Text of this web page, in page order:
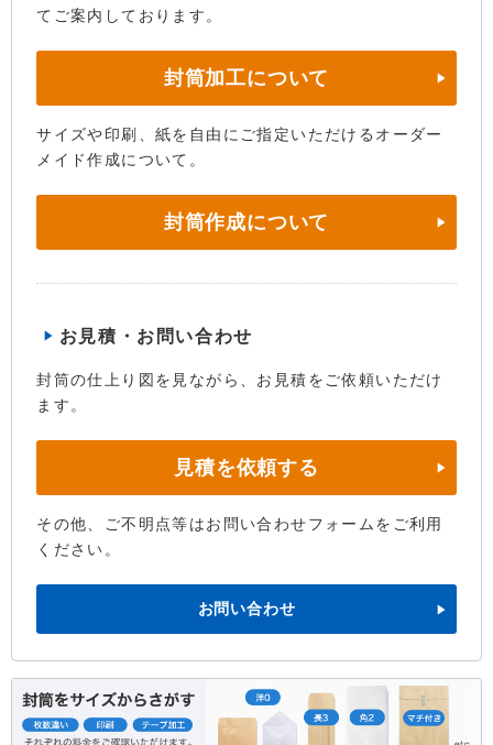
てご案内しております。
封筒加工について
サイズや印刷、紙を自由にご指定いただけるオーダー
メイド作成について。
封筒作成について
お見積・お問い合わせ
封筒の仕上り図を見ながら、お見積をご依頼いただけ
ます。
見積を依頼する
その他、ご不明点等はお問い合わせフォームをご利用
ください。
お問い合わせ